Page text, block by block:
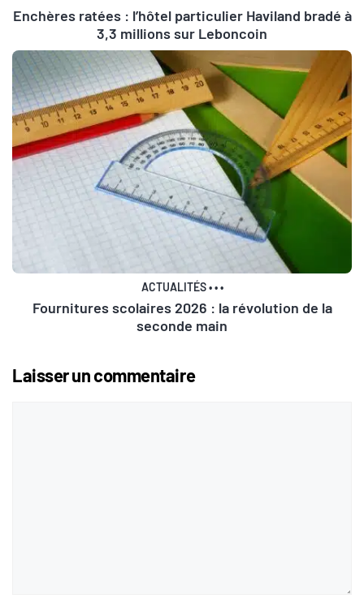
Enchères ratées : l’hôtel particulier Haviland bradé à
3,3 millions sur Leboncoin
ACTUALITÉS•••
Fournitures scolaires 2026 : la révolution de la
seconde main
Laisser un commentaire